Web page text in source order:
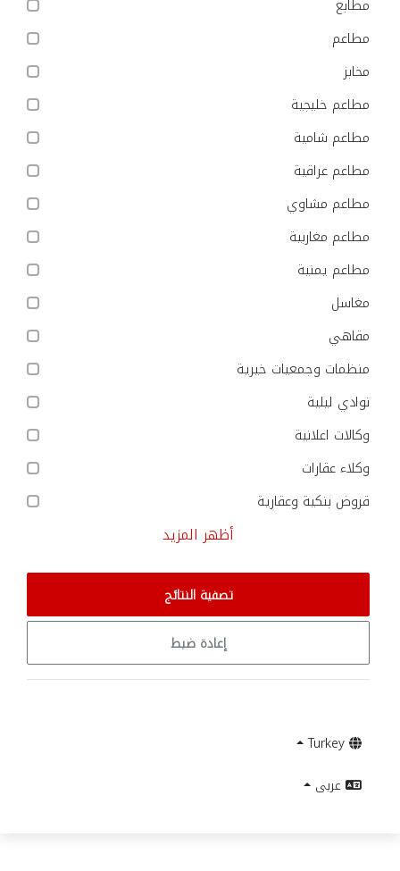
مطابع
مطاعم
مخابز
مطاعم خليجية
مطاعم شامية
مطاعم عراقية
مطاعم مشاوي
مطاعم مغاربية
مطاعم يمنية
مغاسل
مقاهي
منظمات وجمعيات خيرية
نوادي ليلية
وكالات اعلانية
وكلاء عقارات
قروض بنكية وعقارية
أظهر المزيد
تصفية النتائج
إعادة ضبط
Turkey
عربى